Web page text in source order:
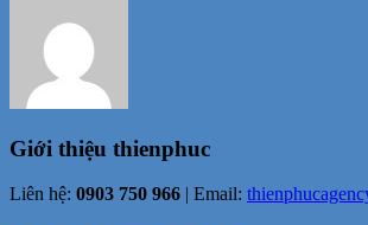
Giới thiệu thienphuc
Liên hệ: 0903 750 966 | Email: